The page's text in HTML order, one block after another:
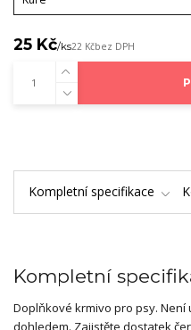
25 Kč/ks22 Kčbez DPH
Kompletní specifikace
Kompletní
Doplňkové krmivo pro psy. Není
dohledem. Zajistěte dostatek